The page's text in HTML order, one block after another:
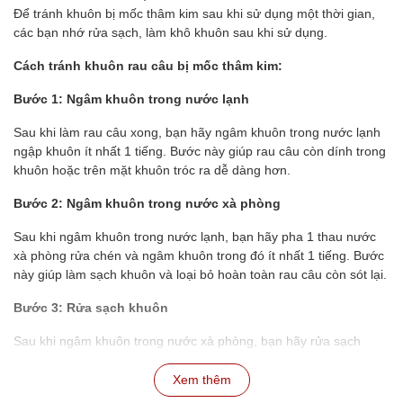
Để tránh khuôn bị mốc thâm kim sau khi sử dụng một thời gian,
các bạn nhớ rửa sạch, làm khô khuôn sau khi sử dụng.
Cách tránh khuôn rau câu bị mốc thâm kim:
Bước 1: Ngâm khuôn trong nước lạnh
Sau khi làm rau câu xong, bạn hãy ngâm khuôn trong nước lạnh
ngập khuôn ít nhất 1 tiếng. Bước này giúp rau câu còn dính trong
khuôn hoặc trên mặt khuôn tróc ra dễ dàng hơn.
Bước 2: Ngâm khuôn trong nước xà phòng
Sau khi ngâm khuôn trong nước lạnh, bạn hãy pha 1 thau nước
xà phòng rửa chén và ngâm khuôn trong đó ít nhất 1 tiếng. Bước
này giúp làm sạch khuôn và loại bỏ hoàn toàn rau câu còn sót lại.
Bước 3: Rửa sạch khuôn
Sau khi ngâm khuôn trong nước xà phòng, bạn hãy rửa sạch
Bước 4: Phơi khô khuôn
Xem thêm